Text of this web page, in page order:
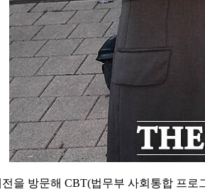
을 방문해 CBT(법무부 사회통합 프